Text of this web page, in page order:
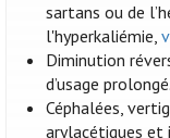
sartans ou de
l'hyperkaliémie,
Diminution
d’usage prolongé.
Céphalées,
arylacétiques et